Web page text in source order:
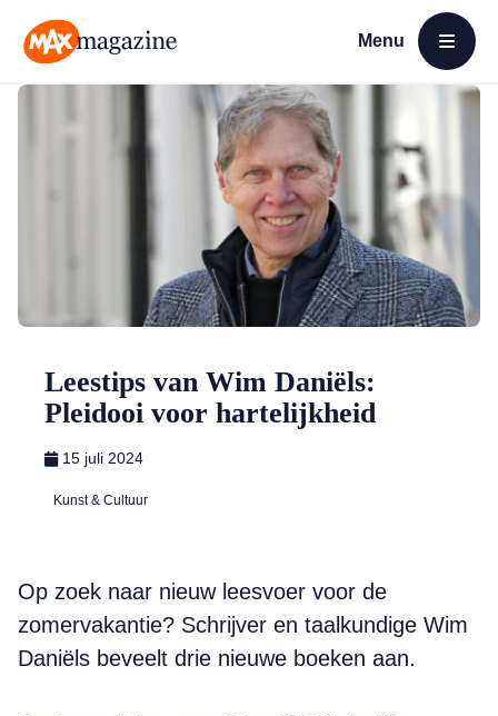
Menu
Open menu
Leestips van Wim Daniëls:
Pleidooi voor hartelijkheid
15 juli 2024
Kunst & Cultuur
Op zoek naar nieuw leesvoer voor de
zomervakantie? Schrijver en taalkundige Wim
Daniëls beveelt drie nieuwe boeken aan.